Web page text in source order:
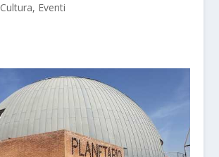
Cultura, Eventi